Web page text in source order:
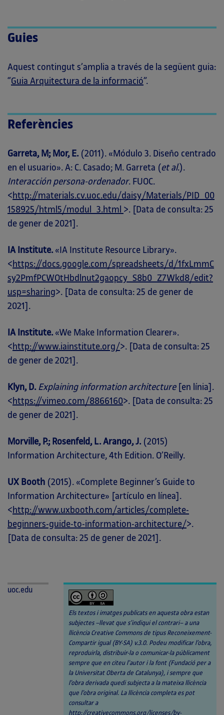
Guies
Aquest contingut s’amplia a través de la següent guia:
“Guia Arquitectura de la informació”.
Referències
Garreta, M; Mor, E.(2011). «Módulo 3. Diseño centrado
en el usuario». A: C. Casado; M. Garreta (et al.).
Interacción persona-ordenador. FUOC.
< http://materials.cv.uoc.edu/daisy/Materials/PID_00
158925/html5/modul_3.html >. [Data de consulta: 25
de gener de 2021].
IA Institute.«IA Institute Resource Library».
< https://docs.google.com/spreadsheets/d/1fxLmmC
sy2PmfPCWOtHbdlnut2gaopcy_S8b0_Z7Wkd8/edit?
usp=sharing>. [Data de consulta: 25 de gener de
2021].
IA Institute.«We Make Information Clearer».
< http://www.iainstitute.org/>. [Data de consulta: 25
de gener de 2021].
Klyn, D. Explaining information architecture[en línia].
< https://vimeo.com/8866160>. [Data de consulta: 25
de gener de 2021].
Morville, P.; Rosenfeld, L. Arango, J.(2015)
Information Architecture, 4th Edition. O’Reilly.
UX Booth (2015). «Complete Beginner’s Guide to
Information Architecture» [artículo en línea].
< http://www.uxbooth.com/articles/complete-
beginners-guide-to-information-architecture/>.
[Data de consulta: 25 de gener de 2021].
uoc.edu
Els textos i imatges publicats en aquesta obra estan
subjectes –llevat que s’indiqui el contrari– a una
llicència Creative Commons de tipus Reconeixement-
Compartir igual (BY-SA) v.3.0. Podeu modificar l’obra,
reproduirla, distribuir-la o comunicar-la públicament
sempre que en citeu l’autor i la font (Fundació per a
la Universitat Oberta de Catalunya), i sempre que
l’obra derivada quedi subjecta a la mateixa llicència
que l’obra original. La llicència completa es pot
consultar a
http://creativecommons.org/licenses/by-